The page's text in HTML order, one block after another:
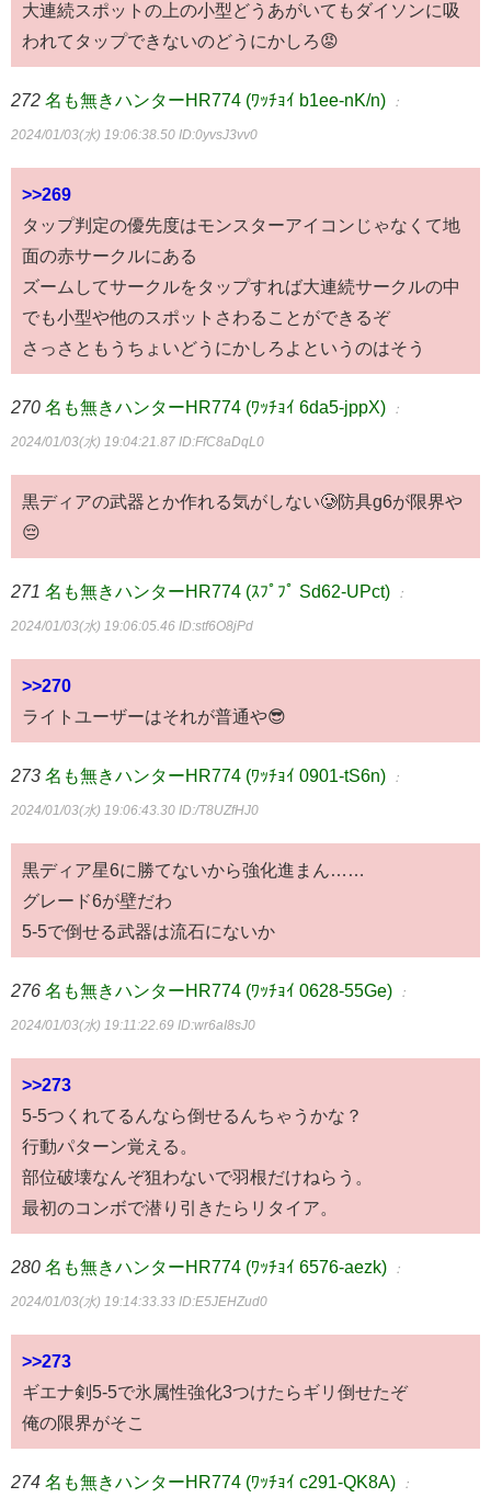
大連続スポットの上の小型どうあがいてもダイソンに吸
われてタップできないのどうにかしろ😡
272 名も無きハンターHR774 (ﾜｯﾁｮｲ b1ee-nK/n) ：
2024/01/03(水) 19:06:38.50 ID:0yvsJ3vv0
>>269
タップ判定の優先度はモンスターアイコンじゃなくて地
面の赤サークルにある
ズームしてサークルをタップすれば大連続サークルの中
でも小型や他のスポットさわることができるぞ
さっさともうちょいどうにかしろよというのはそう
270 名も無きハンターHR774 (ﾜｯﾁｮｲ 6da5-jppX) ：
2024/01/03(水) 19:04:21.87 ID:FfC8aDqL0
黒ディアの武器とか作れる気がしない🥲防具g6が限界や
😔
271 名も無きハンターHR774 (ｽﾌﾟﾌﾟ Sd62-UPct) ：
2024/01/03(水) 19:06:05.46 ID:stf6O8jPd
>>270
ライトユーザーはそれが普通や😎
273 名も無きハンターHR774 (ﾜｯﾁｮｲ 0901-tS6n) ：
2024/01/03(水) 19:06:43.30 ID:/T8UZfHJ0
黒ディア星6に勝てないから強化進まん……
グレード6が壁だわ
5-5で倒せる武器は流石にないか
276 名も無きハンターHR774 (ﾜｯﾁｮｲ 0628-55Ge) ：
2024/01/03(水) 19:11:22.69 ID:wr6aI8sJ0
>>273
5-5つくれてるんなら倒せるんちゃうかな？
行動パターン覚える。
部位破壊なんぞ狙わないで羽根だけねらう。
最初のコンボで潜り引きたらリタイア。
280 名も無きハンターHR774 (ﾜｯﾁｮｲ 6576-aezk) ：
2024/01/03(水) 19:14:33.33 ID:E5JEHZud0
>>273
ギエナ剣5-5で氷属性強化3つけたらギリ倒せたぞ
俺の限界がそこ
274 名も無きハンターHR774 (ﾜｯﾁｮｲ c291-QK8A) ：